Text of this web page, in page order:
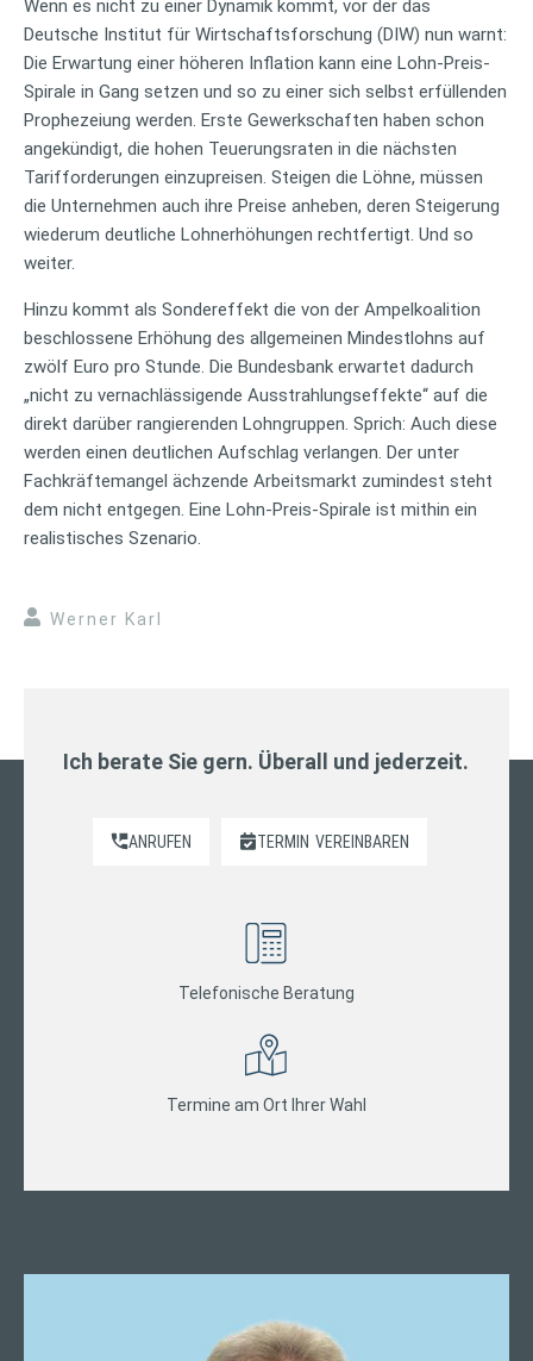
Wenn es nicht zu einer Dynamik kommt, vor der das
Deutsche Institut für Wirtschaftsforschung (DIW) nun warnt:
Die Erwartung einer höheren Inflation kann eine Lohn-Preis-
Spirale in Gang setzen und so zu einer sich selbst erfüllenden
Prophezeiung werden. Erste Gewerkschaften haben schon
angekündigt, die hohen Teuerungsraten in die nächsten
Tarifforderungen einzupreisen. Steigen die Löhne, müssen
die Unternehmen auch ihre Preise anheben, deren Steigerung
wiederum deutliche Lohnerhöhungen rechtfertigt. Und so
weiter.
Hinzu kommt als Sondereffekt die von der Ampelkoalition
beschlossene Erhöhung des allgemeinen Mindestlohns auf
zwölf Euro pro Stunde. Die Bundesbank erwartet dadurch
„nicht zu vernachlässigende Ausstrahlungseffekte“ auf die
direkt darüber rangierenden Lohngruppen. Sprich: Auch diese
werden einen deutlichen Aufschlag verlangen. Der unter
Fachkräftemangel ächzende Arbeitsmarkt zumindest steht
dem nicht entgegen. Eine Lohn-Preis-Spirale ist mithin ein
realistisches Szenario.
Werner Karl
Ich berate Sie gern. Überall und jederzeit.
ANRUFEN TERMIN VEREINBAREN
Telefonische Beratung
Termine am Ort Ihrer Wahl